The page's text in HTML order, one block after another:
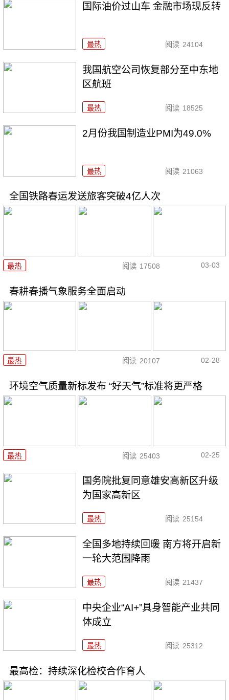
国际油价过山车 金融市场现反转
最热 阅读 24104
我国航空公司恢复部分至中东地
区航班
最热 阅读 18525
2月份我国制造业PMI为49.0%
最热 阅读 21063
全国铁路春运发送旅客突破4亿人次
最热 阅读 17508 03-03
春耕春播气象服务全面启动
最热 阅读 20107 02-28
环境空气质量新标发布 “好天气”标准将更严格
最热 阅读 25403 02-25
国务院批复同意雄安高新区升级
为国家高新区
最热 阅读 25154
全国多地持续回暖 南方将开启新
一轮大范围降雨
最热 阅读 21437
中央企业“AI+”具身智能产业共同
体成立
最热 阅读 25312
最高检：持续深化检校合作育人